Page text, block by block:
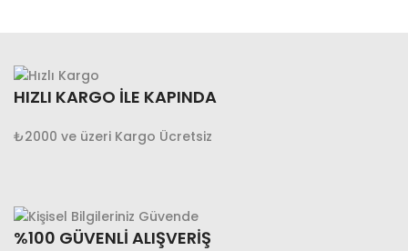
HIZLI KARGO İLE KAPINDA
₺2000 ve üzeri Kargo Ücretsiz
%100 GÜVENLİ ALIŞVERİŞ